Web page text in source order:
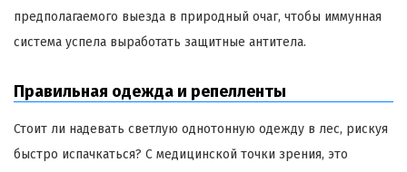
предполагаемого выезда в природный очаг, чтобы иммунная
система успела выработать защитные антитела.
Правильная одежда и репелленты
Стоит ли надевать светлую однотонную одежду в лес, рискуя
быстро испачкаться? С медицинской точки зрения, это